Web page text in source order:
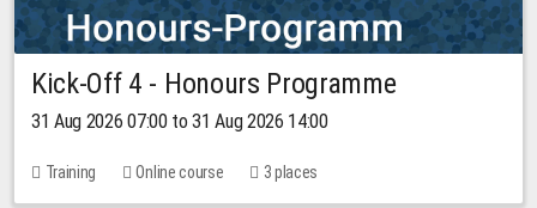
Kick-Off 4 - Honours Programme
31 Aug 2026 07:00 to 31 Aug 2026 14:00
Training Online course 3 places